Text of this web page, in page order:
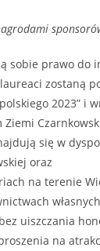
sobie prawo do
zostaną
2023” i
Ziemi
się w
oraz
na terenie
uiszczania
na